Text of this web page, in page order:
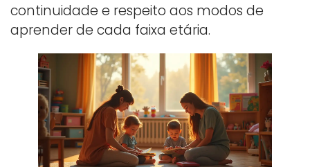
continuidade e respeito aos modos de
aprender de cada faixa etária.